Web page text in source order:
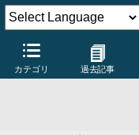
カテゴリ 過去記事